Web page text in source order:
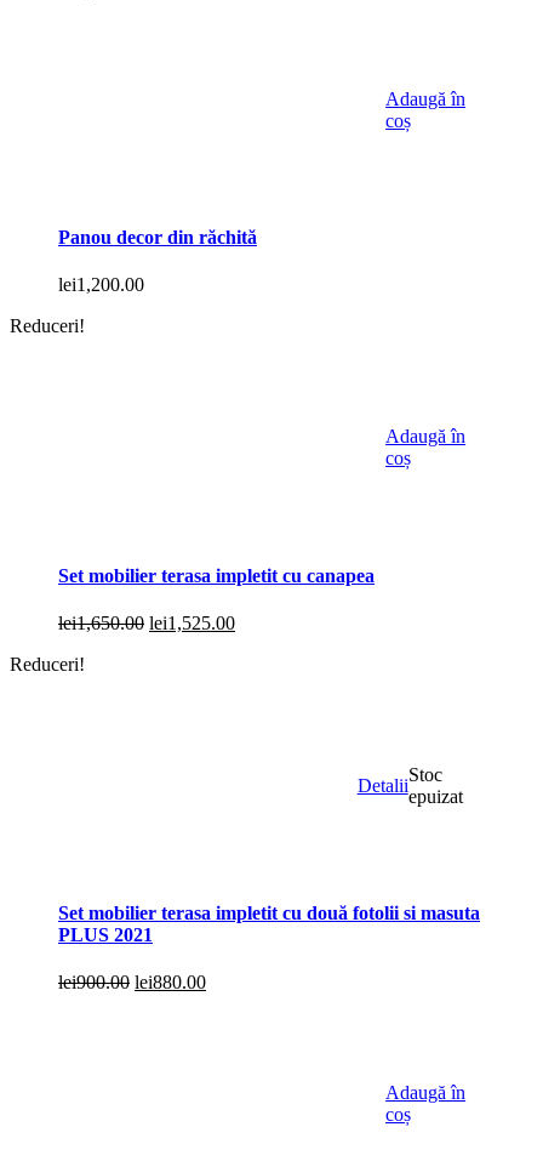
Adaugă în
coș
Panou decor din răchită
lei1,200.00
Reduceri!
Adaugă în
coș
Set mobilier terasa impletit cu canapea
lei1,650.00 Prețul
lei1,525.00Prețul
Reduceri!
Detalii
Stoc
epuizat
Set mobilier terasa impletit cu două fotolii si masuta
PLUS 2021
lei900.00 Prețul
lei880.00Prețul
Adaugă în
coș